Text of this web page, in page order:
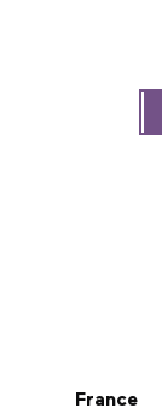
France